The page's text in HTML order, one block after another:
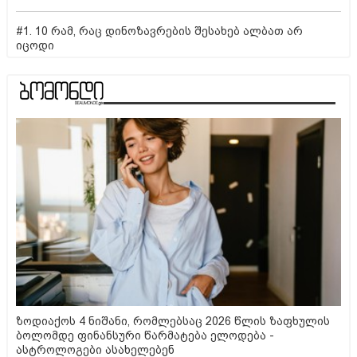
#1. 10 რამ, რაც დინოზავრების შესახებ ალბათ არ
იცოდი
ზოდიაქოს 4 ნიშანი, რომლებსაც 2026 წლის ზაფხულის
ბოლომდე ფინანსური წარმატება ელოდება -
ასტროლოგები ასახელებენ